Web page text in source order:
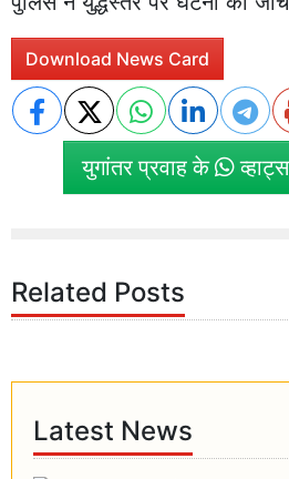
Download News Card
युगांतर प्रवाह के
Related Posts
Latest News